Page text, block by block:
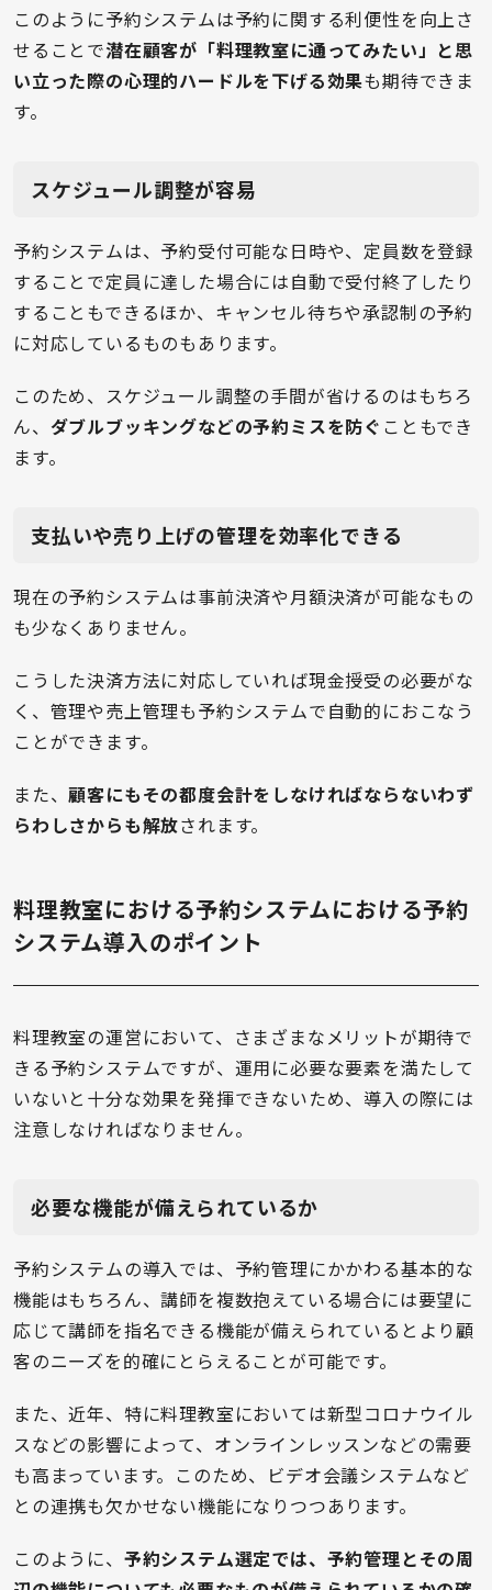
このように予約システムは予約に関する利便性を向上さ
せることで潜在顧客が「料理教室に通ってみたい」と思
い立った際の心理的ハードルを下げる効果も期待できま
す。
スケジュール調整が容易
予約システムは、予約受付可能な日時や、定員数を登録
することで定員に達した場合には自動で受付終了したり
することもできるほか、キャンセル待ちや承認制の予約
に対応しているものもあります。
このため、スケジュール調整の手間が省けるのはもちろ
ん、 ダブルブッキングなどの予約ミスを防ぐ こともでき
ます。
支払いや売り上げの管理を効率化できる
現在の予約システムは事前決済や月額決済が可能なもの
も少なくありません。
こうした決済方法に対応していれば現金授受の必要がな
く、管理や売上管理も予約システムで自動的におこなう
ことができます。
また、顧客にもその都度会計をしなければならないわず
らわしさからも解放されます。
料理教室における予約システムにおける予約
システム導入のポイント
料理教室の運営において、さまざまなメリットが期待で
きる予約システムですが、運用に必要な要素を満たして
いないと十分な効果を発揮できないため、導入の際には
注意しなければなりません。
必要な機能が備えられているか
予約システムの導入では、予約管理にかかわる基本的な
機能はもちろん、講師を複数抱えている場合には要望に
応じて講師を指名できる機能が備えられているとより顧
客のニーズを的確にとらえることが可能です。
また、近年、特に料理教室においては新型コロナウイル
スなどの影響によって、オンラインレッスンなどの需要
も高まっています。このため、ビデオ会議システムなど
との連携も欠かせない機能になりつつあります。
このように、 予約システム選定では、予約管理とその周